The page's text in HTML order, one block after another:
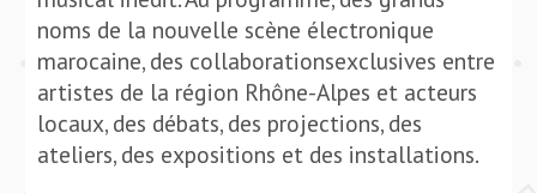
noms de la nouvelle scène électronique
marocaine, des collaborationsexclusives entre
artistes de la région Rhône-Alpes et acteurs
locaux, des débats, des projections, des
ateliers, des expositions et des installations.